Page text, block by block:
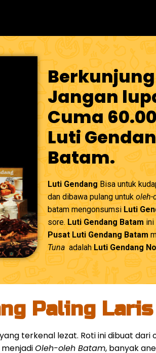
Jangan
Cuma
Luti
Batam.
Luti GendangBisa untuk
dan dibawa pulang untuk oleh-
batam mengonsumsi Luti
sore.Luti Gendang Batam ini
Pusat Luti Gendang Batam
TunaadalahLuti Gendang
Paling
yang terkenal lezat. Roti ini dibuat
Oleh-oleh Batam, banyak